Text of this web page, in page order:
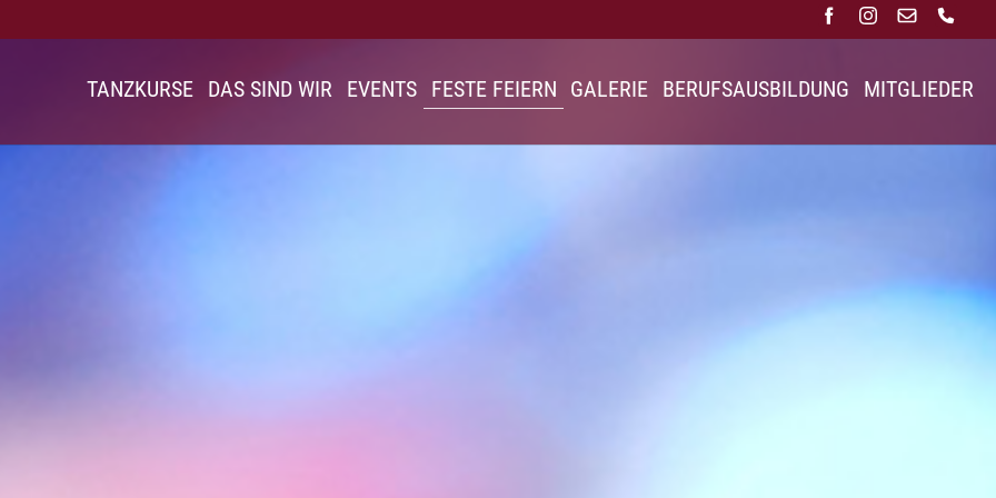
TANZKURSE DAS SIND WIR EVENTS FESTE FEIERN GALERIE BERUFSAUSBILDUNG MITGLIEDER